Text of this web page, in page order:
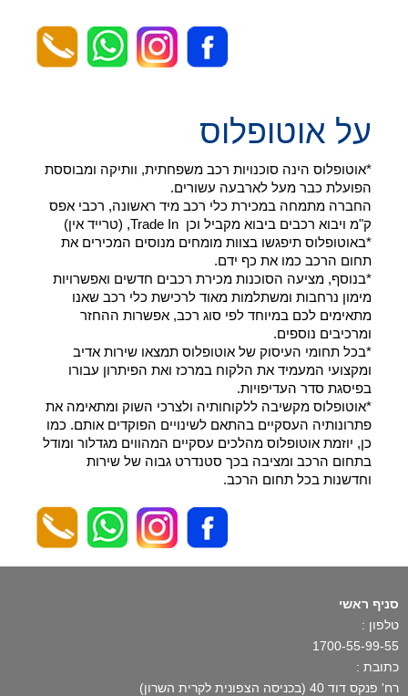
על אוטופלוס
*אוטופלוס הינה סוכנויות רכב משפחתית, וותיקה ומבוססת
הפועלת כבר מעל לארבעה עשורים.
החברה מתמחה במכירת כלי רכב מיד ראשונה, רכבי אפס
ק"מ ויבוא רכבים ביבוא מקביל וכן Trade In, (טרייד אין)
*באוטופלוס תיפגשו בצוות מומחים מנוסים המכירים את
תחום הרכב כמו את כף ידם.
*בנוסף, מציעה הסוכנות מכירת רכבים חדשים ואפשרויות
מימון נרחבות ומשתלמות מאוד לרכישת כלי רכב שאנו
מתאימים לכם במיוחד לפי סוג רכב, אפשרות ההחזר
ומרכיבים נוספים.
*בכל תחומי העיסוק של אוטופלוס תמצאו שירות אדיב
ומקצועי המעמיד את הלקוח במרכז ואת הפיתרון עבורו
בפיסגת סדר העדיפויות.
*אוטופלוס מקשיבה ללקוחותיה ולצרכי השוק ומתאימה את
פתרונותיה העסקיים בהתאם לשינויים הפוקדים אותם. כמו
כן, יוזמת אוטופלוס מהלכים עסקיים המהווים מגדלור ומודל
בתחום הרכב ומציבה בכך סטנדרט גבוה של שירות
וחדשנות בכל תחום הרכב.
סניף ראשי
טלפון :
1700-55-99-55
כתובת :
רח' פנקס דוד 40 (בכניסה הצפונית לקרית השרון)